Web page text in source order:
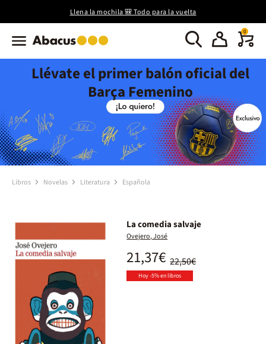
Llena la mochila 🎒 Todo para la vuelta
0
Llévate el primer balón oficial del
Barça Femenino
Libros Novelas Literatura Española
La comedia salvaje
Ovejero, José
22,50€
21,37€
Hoy -5% en libros